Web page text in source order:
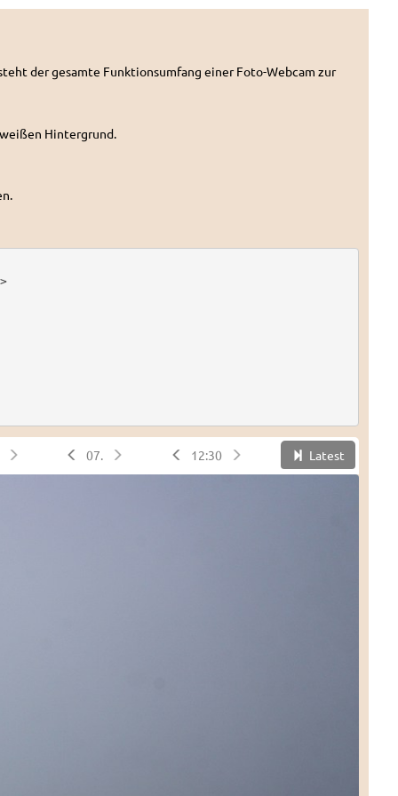
der gesamte Funktionsumfang einer Foto-Webcam zur
Hintergrund.